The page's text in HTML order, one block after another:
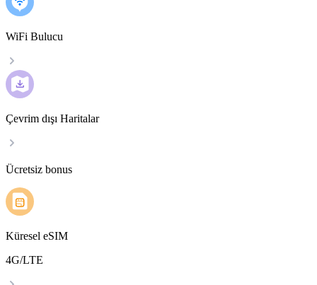
WiFi Bulucu
Çevrim dışı Haritalar
Ücretsiz bonus
Küresel eSIM
4G/LTE